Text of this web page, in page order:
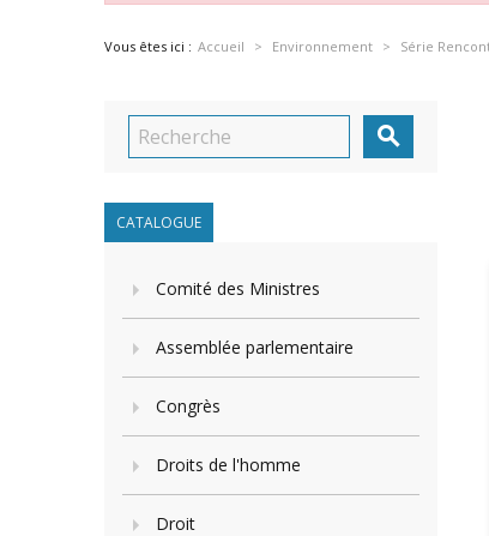
Vous êtes ici : Accueil Environnement Série

CATALOGUE
Comité des Ministres
Assemblée parlementaire
Congrès
Droits de l'homme
Droit